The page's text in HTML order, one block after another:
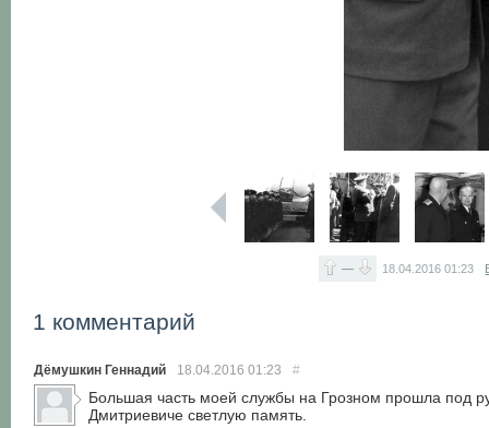
— 18.04.201601:23
1 комментарий
Дёмушкин Геннадий 18.04.2016 01:23 #
Большая часть моей службы на Грозном прошла под
Дмитриевиче светлую память.